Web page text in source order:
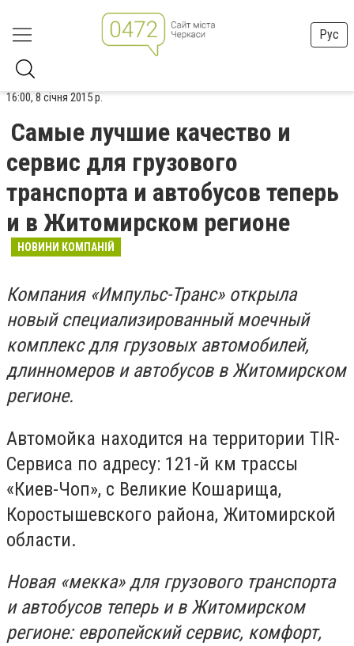
Рус
16:00, 8 січня 2015 р.
Самые лучшие качество и
сервис для грузового
транспорта и автобусов теперь
и в Житомирском регионе
НОВИНИ КОМПАНІЙ
Компания «Импульс-Транс» открыла
новый специализированный моечный
комплекс для грузовых автомобилей,
длинномеров и автобусов в Житомирском
регионе.
Автомойка находится на территории ТIR-
Сервиса по адресу: 121-й км трассы
«Киев-Чоп», с Великие Кошарища,
Коростышевского района, Житомирской
области.
Новая «мекка» для грузового транспорта
и автобусов теперь и в Житомирском
регионе: европейский сервис, комфорт,